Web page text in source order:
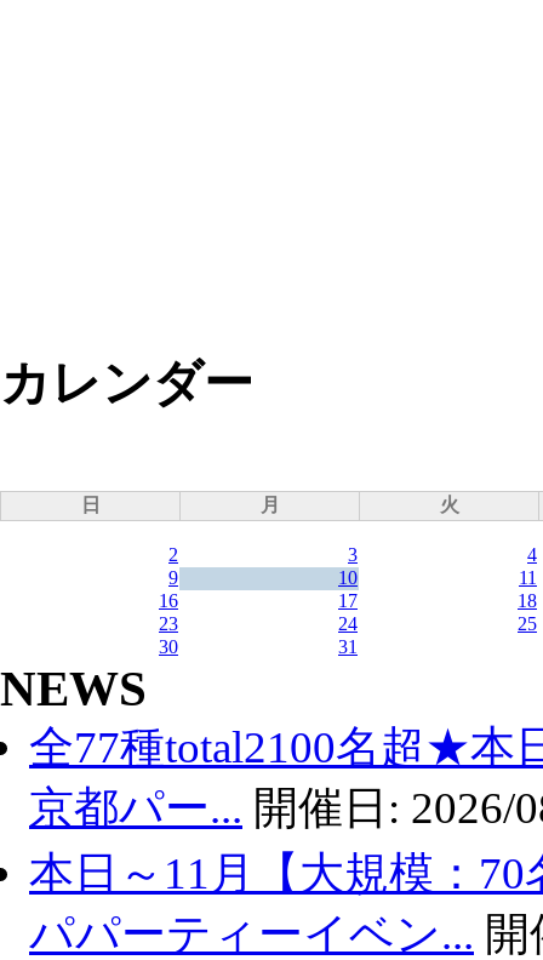
カレンダー
日 月 火
2 3
4
9
10
11
16
17
18
23
24
25
30
31
NEWS
全77種total2100名超★本
京都パー... 開催日: 2026/
本日～11月【大規模：
パパーティーイベン...